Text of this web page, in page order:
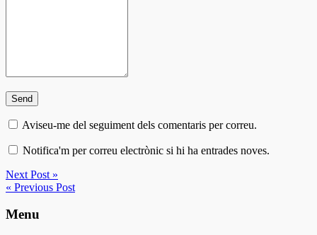
Aviseu-me del seguiment dels comentaris per correu.
Notifica'm per correu electrònic si hi ha entrades noves.
Next Post »
« Previous Post
Menu